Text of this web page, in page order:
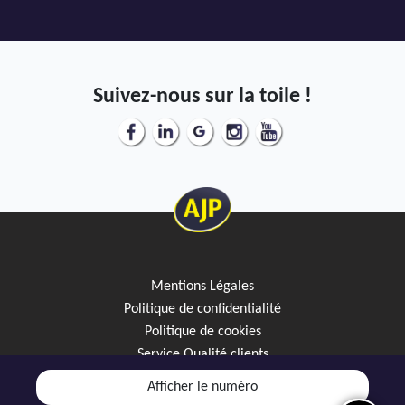
Afficher le numéro
Suivez-nous sur la toile !
Mentions Légales
Politique de confidentialité
Politique de cookies
Service Qualité clients
Créez votre alerte mail